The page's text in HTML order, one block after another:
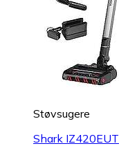
Støvsugere
Shark IZ420EUT